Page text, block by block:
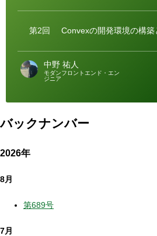
第2回 Convexの開発環境の構
中野 祐人
モダンフロントエンド・エン
ジニア
バックナンバー
2026年
8月
第689号
7月